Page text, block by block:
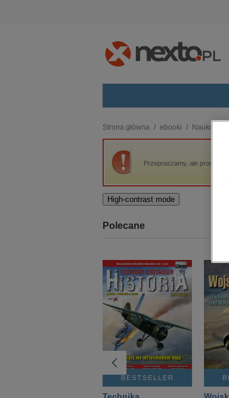
budownictwo, aranżacja
biznesowe, branżowe,
darmowe wydania
edukacja
kobiece, lifestyle, kultura
Strona główna ebooki Naukowe i
Przepraszamy, ale produkt
High-contrast mode
Polecane
BESTSELLER
Technika